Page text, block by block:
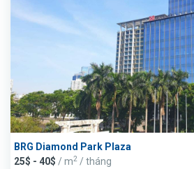
BRG Diamond Park Plaza
25$ - 40$ / m2 / tháng